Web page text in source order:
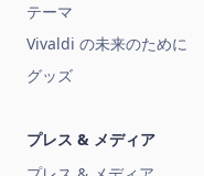
テーマ
Vivaldi の未来のために
グッズ
プレス & メディア